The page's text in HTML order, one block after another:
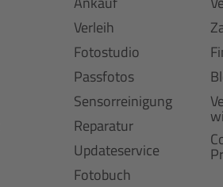
Verleih
Fotostudio
Passfotos
Sensorreinigung
Reparatur
Updateservice
Fotobuch